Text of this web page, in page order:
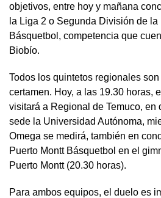
objetivos, entre hoy y mañana
la Liga 2 o Segunda División de
Básquetbol, competencia que
Biobío.
Todos los quintetos regionales
certamen. Hoy, a las 19.30 horas,
visitará a Regional de Temuco, en
sede la Universidad Autónoma,
Omega se medirá, también en
Puerto Montt Básquetbol en el
Puerto Montt (20.30 horas).
Para ambos equipos, el duelo es